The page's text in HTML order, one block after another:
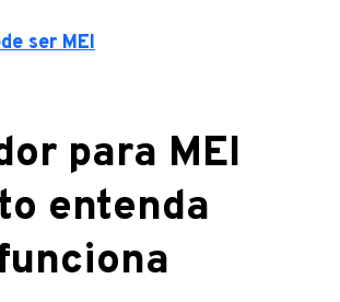
ser MEI
para MEI
entenda